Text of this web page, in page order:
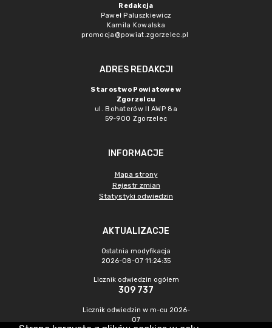
Redakcja
Paweł Paluszkiewicz
Kamila Kowalska
promocja@powiat.zgorzelec.pl
ADRES REDAKCJI
Starostwo Powiatowe w
Zgorzelcu
ul. Bohaterów II AWP 8a
59-900 Zgorzelec
INFORMACJE
Mapa strony
Rejestr zmian
Statystyki odwiedzin
AKTUALIZACJE
Ostatnia modyfikacja
2026-08-07 11:24:35
Licznik odwiedzin ogółem
309 737
Licznik odwiedzin w m-cu 2026-
07